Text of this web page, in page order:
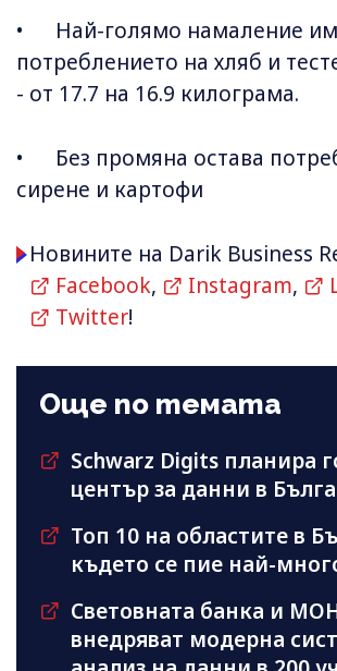
• Най-голямо намаление
потреблението на хляб и
- от 17.7 на 16.9 килограма.
• Без промяна остава
сирене и картофи
Новините на Darik Business
Facebook, Instagram,
Twitter!
Още по темата
Schwarz Digits планира
център за данни в
Топ 10 на областите в
където се пие най-
Световната банка и
внедряват модерна